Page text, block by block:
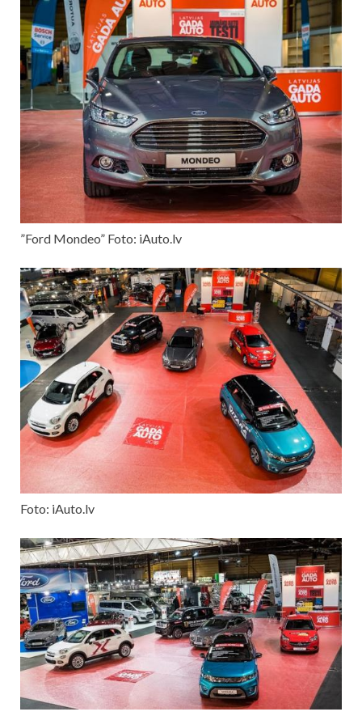
”Ford Mondeo” Foto: iAuto.lv
Foto: iAuto.lv